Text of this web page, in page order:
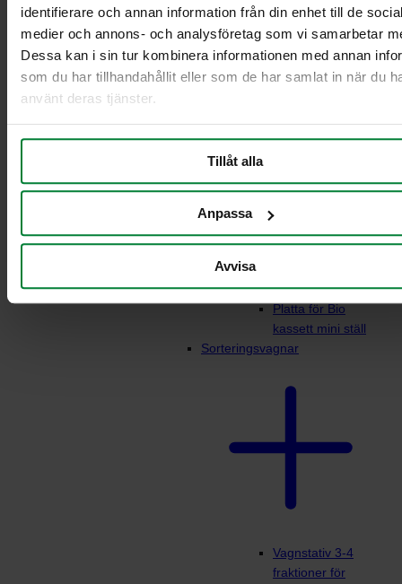
identifierare och annan information från din enhet till de
medier och annons- och analysföretag som vi samarbetar
Dessa kan i sin tur kombinera informationen med annan
som du har tillhandahållit eller som de har samlat in när du
använt deras tjänster.
Tillåt alla
Anpassa
Avvisa
Classic Mini
Classic Maxi
Classic Maxi
FZB
Säckhållare Mini
FZB
Platta för Bio
kassett mini ställ
Sorteringsvagnar
Vagnstativ 3-4
fraktioner för